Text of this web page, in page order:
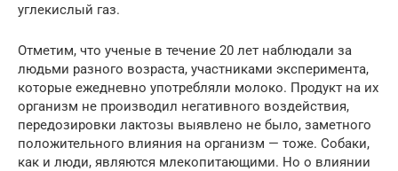
углекислый газ.
Отметим, что ученые в течение 20 лет наблюдали за
людьми разного возраста, участниками эксперимента,
которые ежедневно употребляли молоко. Продукт на их
организм не производил негативного воздействия,
передозировки лактозы выявлено не было, заметного
положительного влияния на организм — тоже. Собаки,
как и люди, являются млекопитающими. Но о влиянии